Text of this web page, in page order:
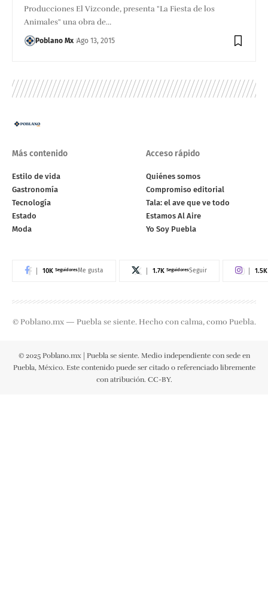
Producciones El Vizconde, presenta "La Fiesta de los
Animales" una obra de…
Poblano Mx Ago 13, 2015
Más contenido
Estilo de vida
Gastronomía
Tecnología
Estado
Moda
Acceso rápido
Quiénes somos
Compromiso editorial
Tala: el ave que ve todo
Estamos Al Aire
Yo Soy Puebla
10K SeguidoresMe gusta 1.7K SeguidoresSeguir 1.5K
© Poblano.mx — Puebla se siente. Hecho con calma, como Puebla.
© 2025 Poblano.mx | Puebla se siente. Medio independiente con sede en
Puebla, México. Este contenido puede ser citado o referenciado libremente
con atribución. CC-BY.